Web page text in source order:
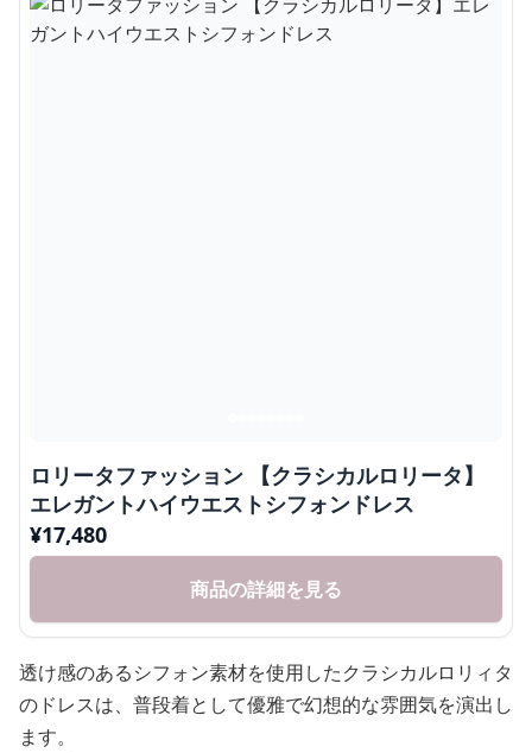
ロリータファッション 【クラシカルロリータ】
エレガントハイウエストシフォンドレス
¥17,480
商品の詳細を見る
透け感のあるシフォン素材を使用したクラシカルロリィタ
のドレスは、普段着として優雅で幻想的な雰囲気を演出し
ます。